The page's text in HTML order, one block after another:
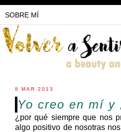
8 MAR 2013
Yo creo en mí y
¿por qué siempre que nos
algo positivo de nosotras